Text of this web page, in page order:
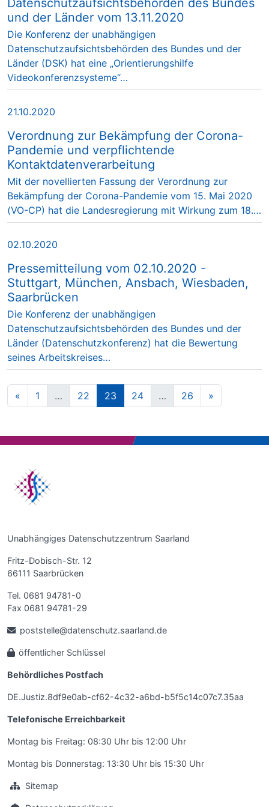
Datenschutzaufsichtsbehörden des Bundes
und der Länder vom 13.11.2020
Die Konferenz der unabhängigen
Datenschutzaufsichtsbehörden des Bundes und der
Länder (DSK) hat eine „Orientierungshilfe
Videokonferenzsysteme“…
21.10.2020
Verordnung zur Bekämpfung der Corona-
Pandemie und verpflichtende
Kontaktdatenverarbeitung
Mit der novellierten Fassung der Verordnung zur
Bekämpfung der Corona-Pandemie vom 15. Mai 2020
(VO-CP) hat die Landesregierung mit Wirkung zum 18.…
02.10.2020
Pressemitteilung vom 02.10.2020 -
Stuttgart, München, Ansbach, Wiesbaden,
Saarbrücken
Die Konferenz der unabhängigen
Datenschutzaufsichtsbehörden des Bundes und der
Länder (Datenschutzkonferenz) hat die Bewertung
seines Arbeitskreises…
« 1 … 22 23 24 … 26 »
Unabhängiges Datenschutzzentrum Saarland
Fritz-Dobisch-Str. 12
66111 Saarbrücken
Tel. 0681 94781-0
Fax 0681 94781-29
poststelle@datenschutz.saarland.de
öffentlicher Schlüssel
Behördliches Postfach
DE.Justiz.8df9e0ab-cf62-4c32-a6bd-b5f5c14c07c7.35aa
Telefonische Erreichbarkeit
Montag bis Freitag: 08:30 Uhr bis 12:00 Uhr
Montag bis Donnerstag: 13:30 Uhr bis 15:30 Uhr
Sitemap